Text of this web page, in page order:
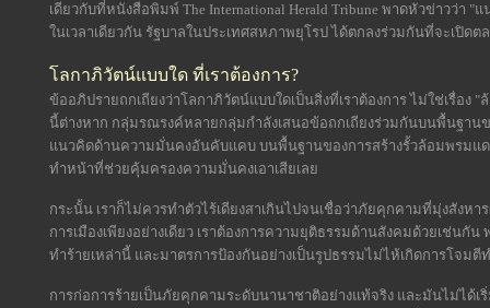
เดียวกับที่หนังสือพิมพ์ The International Herald Tribune พาดหัวข่าวว่า
ในเวลาเดียวกัน รัฐบาลในประเทศสหภาพยุโรป ได้ตกลงร่วมกันที่จะเปิด
โลกาภิวัตน์แบบใด ที่เราต้องการ?
ข้ออภิปรายถกเถียงว่าโลกาภิวัตน์แบบใดเป็นสิ่งที่เราต้องการ ไม่ใช่เรื่อง
นี้ต่างหาก กลุ่มรณรงค์หลายกลุ่มกำลังเสนอข้อถกเถียงร่วมกันบนพื้นฐา
แนวคิดด้านความมั่นคงอันคับแคบ บนพื้นฐานของการสร้างรั้วล้อมพรมแ
ทำหน้าที่ช่วยคุ้มครองความมั่นคงเอาเสียเลย
กระนั้น เราก็ไม่ควรทำตัวไร้เดียงสาเกินไปจนเชื่อว่าภัยคุกคามที่มุ่งสังห
การเมืองเพียงอย่างเดียว เราต้องการความยุติธรรมด้านสังคมด้วยเช่น
ทำร้ายเหล่านี้ และมาตรการป้องกันอย่างเป็นรูปธรรมไม่ไห้เกิดการโจมตี
การก่อการร้ายเป็นภัยคุกคามระดับนานาชาติอย่างแท้จริง และมันไม่ได้เ